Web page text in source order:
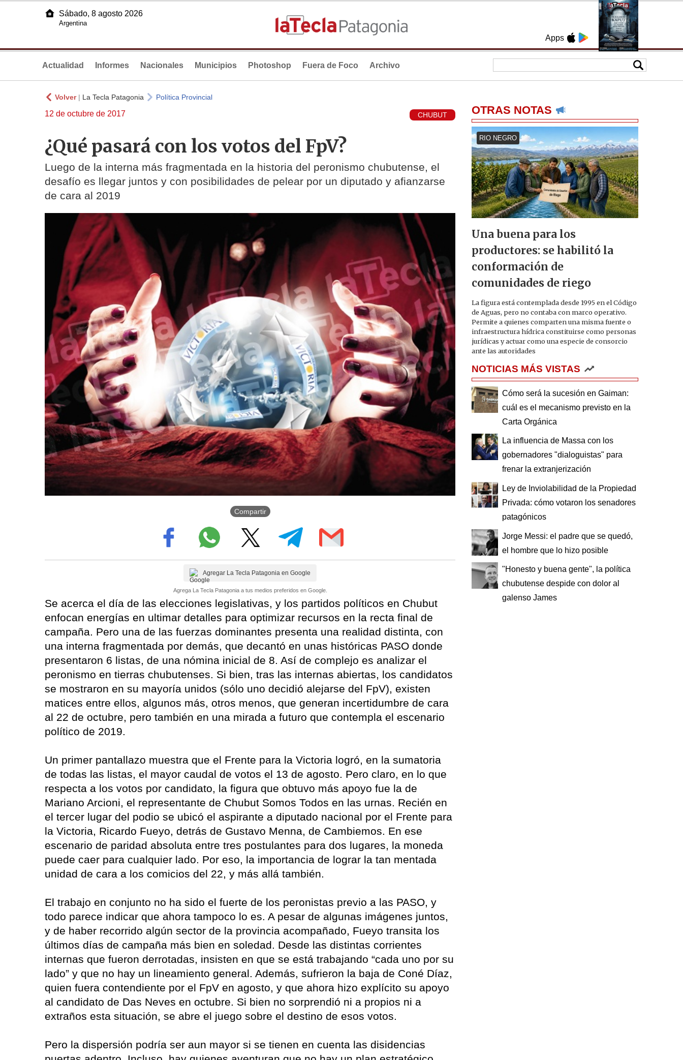
Apps
Sábado, 8 agosto 2026
Argentina
Actualidad Informes Nacionales Municipios Photoshop Fuera de Foco Archivo
Volver| La Tecla Patagonia Política Provincial
12 de octubre de 2017 CHUBUT
¿Qué pasará con los votos del FpV?
Luego de la interna más fragmentada en la historia del peronismo chubutense, el
desafío es llegar juntos y con posibilidades de pelear por un diputado y afianzarse
de cara al 2019
Compartir
Agregar La Tecla Patagonia en Google
Agrega La Tecla Patagonia a tus medios preferidos en Google.
Se acerca el día de las elecciones legislativas, y los partidos políticos en Chubut
enfocan energías en ultimar detalles para optimizar recursos en la recta final de
campaña. Pero una de las fuerzas dominantes presenta una realidad distinta, con
una interna fragmentada por demás, que decantó en unas históricas PASO donde
presentaron 6 listas, de una nómina inicial de 8. Así de complejo es analizar el
peronismo en tierras chubutenses. Si bien, tras las internas abiertas, los candidatos
se mostraron en su mayoría unidos (sólo uno decidió alejarse del FpV), existen
matices entre ellos, algunos más, otros menos, que generan incertidumbre de cara
al 22 de octubre, pero también en una mirada a futuro que contempla el escenario
político de 2019.
Un primer pantallazo muestra que el Frente para la Victoria logró, en la sumatoria
de todas las listas, el mayor caudal de votos el 13 de agosto. Pero claro, en lo que
respecta a los votos por candidato, la figura que obtuvo más apoyo fue la de
Mariano Arcioni, el representante de Chubut Somos Todos en las urnas. Recién en
el tercer lugar del podio se ubicó el aspirante a diputado nacional por el Frente para
la Victoria, Ricardo Fueyo, detrás de Gustavo Menna, de Cambiemos. En ese
escenario de paridad absoluta entre tres postulantes para dos lugares, la moneda
puede caer para cualquier lado. Por eso, la importancia de lograr la tan mentada
unidad de cara a los comicios del 22, y más allá también.
El trabajo en conjunto no ha sido el fuerte de los peronistas previo a las PASO, y
todo parece indicar que ahora tampoco lo es. A pesar de algunas imágenes juntos,
y de haber recorrido algún sector de la provincia acompañado, Fueyo transita los
últimos días de campaña más bien en soledad. Desde las distintas corrientes
internas que fueron derrotadas, insisten en que se está trabajando “cada uno por su
lado” y que no hay un lineamiento general. Además, sufrieron la baja de Coné Díaz,
quien fuera contendiente por el FpV en agosto, y que ahora hizo explícito su apoyo
al candidato de Das Neves en octubre. Si bien no sorprendió ni a propios ni a
extraños esta situación, se abre el juego sobre el destino de esos votos.
Pero la dispersión podría ser aun mayor si se tienen en cuenta las disidencias
OTRAS NOTAS
RIO NEGRO
Una buena para los
productores: se habilitó la
conformación de
comunidades de riego
La figura está contemplada desde 1995 en el Código
de Aguas, pero no contaba con marco operativo.
Permite a quienes comparten una misma fuente o
infraestructura hídrica constituirse como personas
jurídicas y actuar como una especie de consorcio
ante las autoridades
NOTICIAS MÁS VISTAS
Cómo será la sucesión en Gaiman:
cuál es el mecanismo previsto en la
Carta Orgánica
La influencia de Massa con los
gobernadores "dialoguistas" para
frenar la extranjerización
Ley de Inviolabilidad de la Propiedad
Privada: cómo votaron los senadores
patagónicos
Jorge Messi: el padre que se quedó,
el hombre que lo hizo posible
"Honesto y buena gente", la política
chubutense despide con dolor al
galenso James